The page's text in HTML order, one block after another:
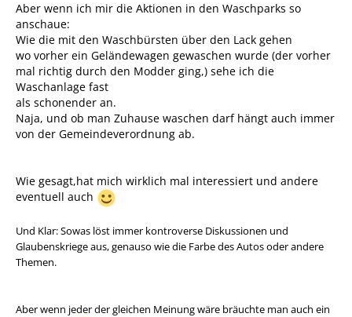
Aber wenn ich mir die Aktionen in den Waschparks so
anschaue:
Wie die mit den Waschbürsten über den Lack gehen
wo vorher ein Geländewagen gewaschen wurde (der vorher
mal richtig durch den Modder ging,) sehe ich die
Waschanlage fast
als schonender an.
Naja, und ob man Zuhause waschen darf hängt auch immer
von der Gemeindeverordnung ab.
Wie gesagt,hat mich wirklich mal interessiert und andere
eventuell auch
Und Klar: Sowas löst immer kontroverse Diskussionen und
Glaubenskriege aus, genauso wie die Farbe des Autos oder andere
Themen.
Aber wenn jeder der gleichen Meinung wäre bräuchte man auch ein